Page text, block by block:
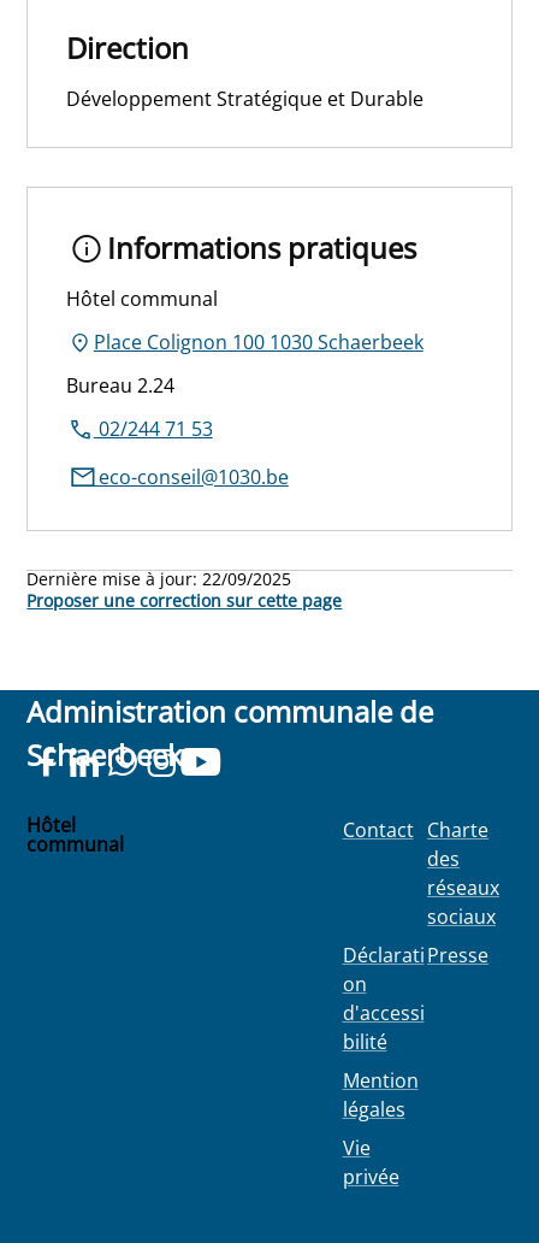
Direction
Développement Stratégique et Durable
Informations pratiques
Hôtel communal
Place Colignon 100 1030 Schaerbeek
Bureau 2.24
02/244 71 53
eco-conseil@1030.be
Dernière mise à jour:22/09/2025
Proposer une correction sur cette page
Administration communale de
Schaerbeek
Hôtel
communal
Contact
Déclarati
on
d'accessi
bilité
Mention
légales
Vie
privée
Charte
des
réseaux
sociaux
Presse